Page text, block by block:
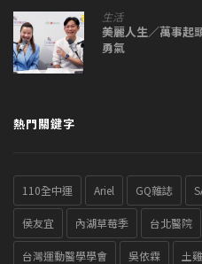
生活
美麗人生／萬事起
勇氣
熱門關鍵字
110全中運 Ariel GQ雜誌
侯友宜 內湖草莓季 台北醫院
台灣運動醫學學會 吳依霖 土雞